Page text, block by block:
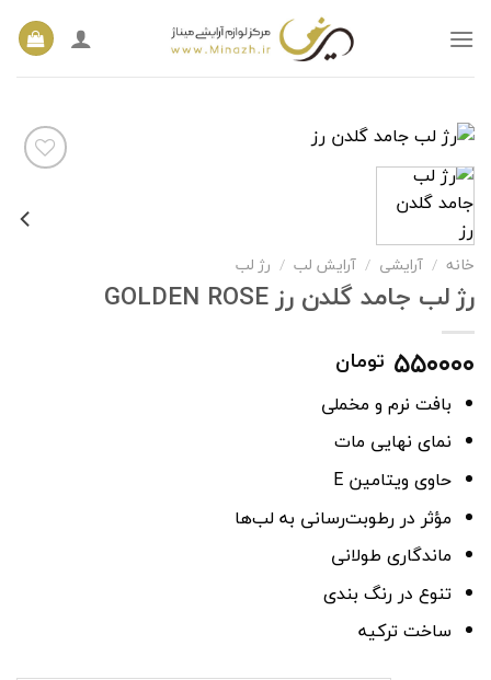
افزودن
خانه / آرایشی / آرایش لب / رژ لب
رژ لب جامد گلدن رز GOLDEN ROSE
۵۵۰۰۰۰ تومان
بافت نرم و مخملی
نمای نهایی مات
حاوی ویتامین E
مؤثر در رطوبت‌رسانی به لب‌ها
ماندگاری طولانی
تنوع در رنگ بندی
ساخت ترکیه